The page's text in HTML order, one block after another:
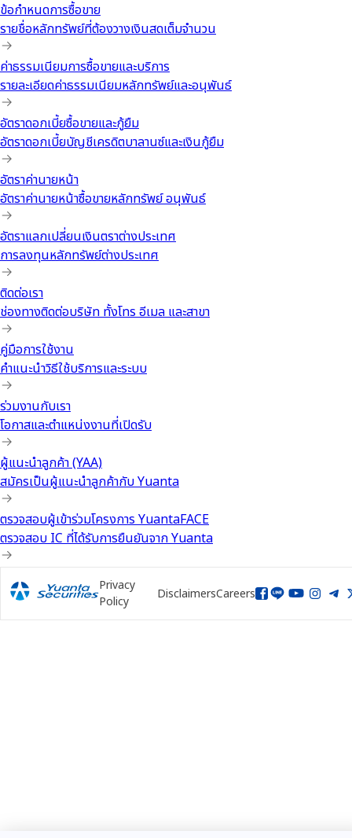
ข้อกำหนดการซื้อขาย
รายชื่อหลักทรัพย์ที่ต้องวางเงินสดเต็มจำนวน
ค่าธรรมเนียมการซื้อขายและบริการ
รายละเอียดค่าธรรมเนียมหลักทรัพย์และอนุพันธ์
อัตราดอกเบี้ยซื้อขายและกู้ยืม
อัตราดอกเบี้ยบัญชีเครดิตบาลานซ์และเงินกู้ยืม
อัตราค่านายหน้า
อัตราค่านายหน้าซื้อขายหลักทรัพย์ อนุพันธ์
อัตราแลกเปลี่ยนเงินตราต่างประเทศ
การลงทุนหลักทรัพย์ต่างประเทศ
ติดต่อเรา
ช่องทางติดต่อบริษัท ทั้งโทร อีเมล และสาขา
คู่มือการใช้งาน
คำแนะนำวิธีใช้บริการและระบบ
ร่วมงานกับเรา
โอกาสและตำแหน่งงานที่เปิดรับ
ผู้แนะนำลูกค้า (YAA)
สมัครเป็นผู้แนะนำลูกค้ากับ Yuanta
ตรวจสอบผู้เข้าร่วมโครงการ YuantaFACE
ตรวจสอบ IC ที่ได้รับการยืนยันจาก Yuanta
Privacy
Policy
DisclaimersCareers